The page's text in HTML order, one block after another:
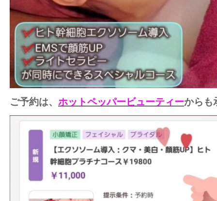
ご予約は、 ホットペッパービューティーからも